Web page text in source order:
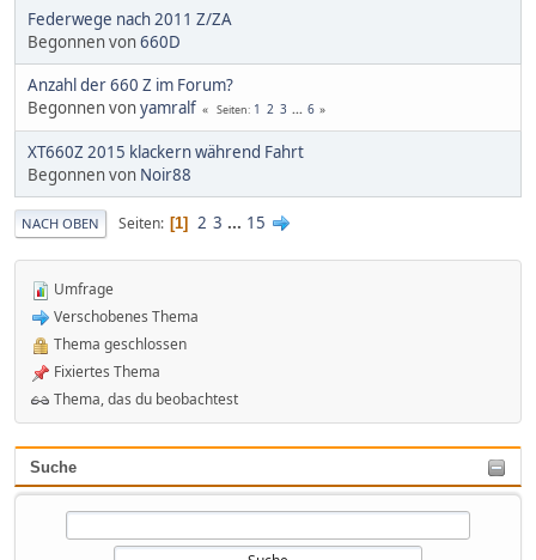
Suche
Federwege nach 2011 Z/ZA
Begonnen von660D
Anzahl der 660 Z im Forum?
Begonnen vonyamralf Seiten 1 2 3 ... 6
XT660Z 2015 klackern während Fahrt
Begonnen von Noir88
NACH OBEN Seiten 1 2 3 ... 15
Umfrage
Verschobenes Thema
Thema geschlossen
Fixiertes Thema
Thema, das du beobachtest